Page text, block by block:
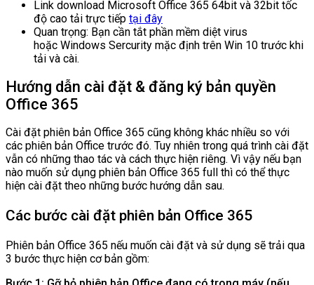
Link download Microsoft Office 365 64bit và 32bit tốc
độ cao tải trực tiếp tại đây
Quan trọng: Bạn cần tắt phần mềm diệt virus
hoặc Windows Sercurity mặc định trên Win 10 trước khi
tải và cài.
Hướng dẫn cài đặt & đăng ký bản quyền
Office 365
Cài đặt phiên bản Office 365 cũng không khác nhiều so với
các phiên bản Office trước đó. Tuy nhiên trong quá trình cài đặt
vẫn có những thao tác và cách thực hiện riêng. Vì vậy nếu bạn
nào muốn sử dụng phiên bản Office 365 full thì có thể thực
hiện cài đặt theo những bước hướng dẫn sau.
Các bước cài đặt phiên bản Office 365
Phiên bản Office 365 nếu muốn cài đặt và sử dụng sẽ trải qua
3 bước thực hiện cơ bản gồm: